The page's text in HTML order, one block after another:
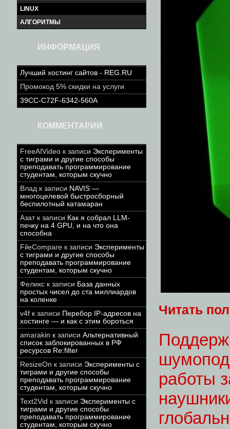
LINUX
АЛГОРИТМЫ
ИНФОРМАЦИЯ
Лучший хостинг сайтов - REG.RU
Промокод 5% скидки на услуги
39CC-C72F-6342-560A
КОММЕНТАРИИ
FreeAIVideo к записи Эксперименты
с тиграми и другие способы
преподавать программирование
студентам, которым скучно
Влад к записи NAVIS —
многоцелевой быстросборный
беспилотный катамаран
Азатк записи Как я собрал LLM-
печку на 4 GPU, и на что она
способна
FileCompare к записи Эксперименты
с тиграми и другие способы
преподавать программирование
студентам, которым скучно
Феликс к записи База данных
простых чисел до ста миллиардов
на коленке
v4f к записи Перебор IP-адресов на
хостинге — и как с этим бороться
amarakin к записи Альтернативный
список заблокированных в РФ
ресурсов Re:filter
ResizeOn к записи Эксперименты с
тиграми и другие способы
преподавать программирование
студентам, которым скучно
Text2Vid к записи Эксперименты с
тиграми и другие способы
преподавать программирование
студентам, которым скучно
Читать
работы